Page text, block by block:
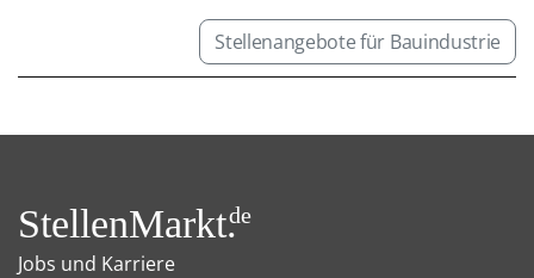
Stellenangebote für Bauindustrie
StellenMarkt.de
Jobs und Karriere